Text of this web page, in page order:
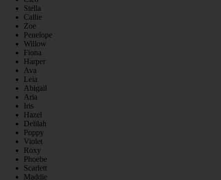
Stella
Callie
Zoe
Penelope
Willow
Fiona
Harper
Ava
Leia
Abigail
Aria
Iris
Hazel
Delilah
Poppy
Violet
Roxy
Phoebe
Scarlett
Maddie